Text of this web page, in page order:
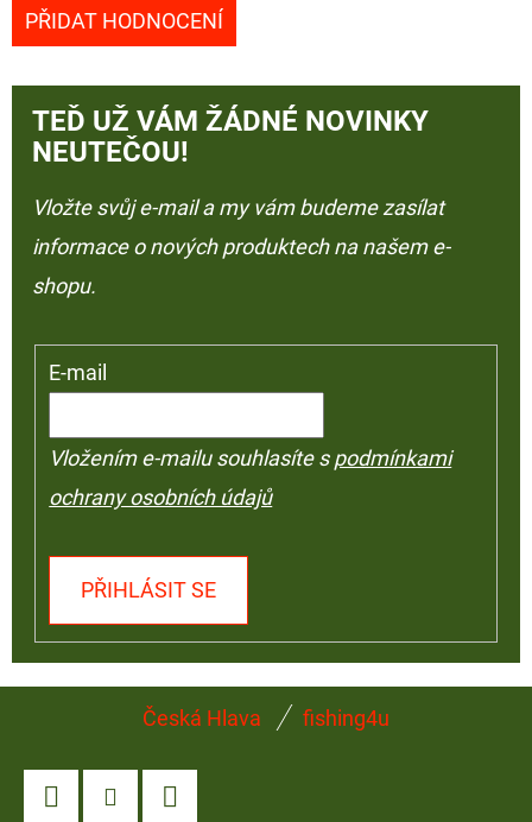
PŘIDAT HODNOCENÍ
TEĎ UŽ VÁM ŽÁDNÉ NOVINKY
NEUTEČOU!
Vložte svůj e-mail a my vám budeme zasílat
informace o nových produktech na našem e-
shopu.
E-mail
Vložením e-mailu souhlasíte spodmínkami
ochrany osobních údajů
PŘIHLÁSIT SE
Česká Hlava fishing4u